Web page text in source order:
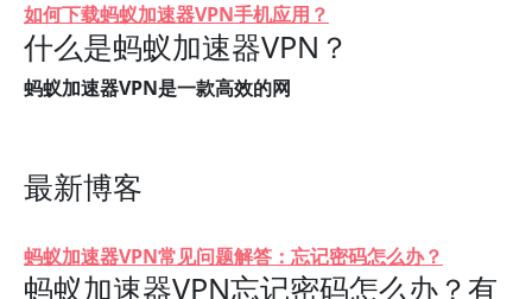
如何下载蚂蚁加速器VPN手机应用？
什么是蚂蚁加速器VPN？
蚂蚁加速器VPN是一款高效的网
最新博客
蚂蚁加速器VPN常见问题解答：忘记密码怎么办？
蚂蚁加速器VPN忘记密码怎么办？有